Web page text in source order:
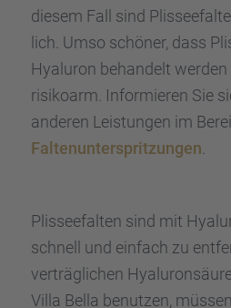
diesem Fall sind
lich. Umso schöner, dass
Hyalu­ron behan­delt
risiko­arm. Infor­mie­ren Sie
anderen Leistun­gen im
Falten­un­ter­sprit­zun­gen
Plissee­fal­ten sind mit
schnell und einfach zu
verträg­li­chen
Villa Bella benut­zen,